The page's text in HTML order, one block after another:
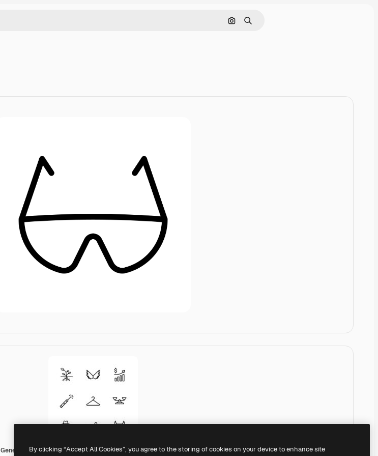
Cerca per immagine
Ricerca
Generic Detailed Outline
By clicking “Accept All Cookies”, you agree to the storing of cookies on your device to enhance site